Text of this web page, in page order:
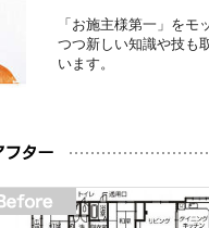
「お施主様第一」を
つつ新しい知識や技も
います。